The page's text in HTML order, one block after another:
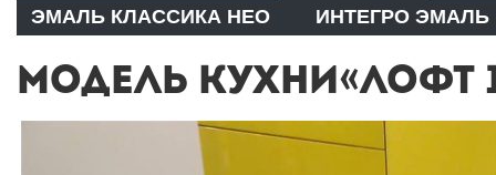
ЭМАЛЬ КЛАССИКА НЕО
ИНТЕГРО ЭМАЛЬ
МОДЕЛЬ КУХНИ«ЛОФТ